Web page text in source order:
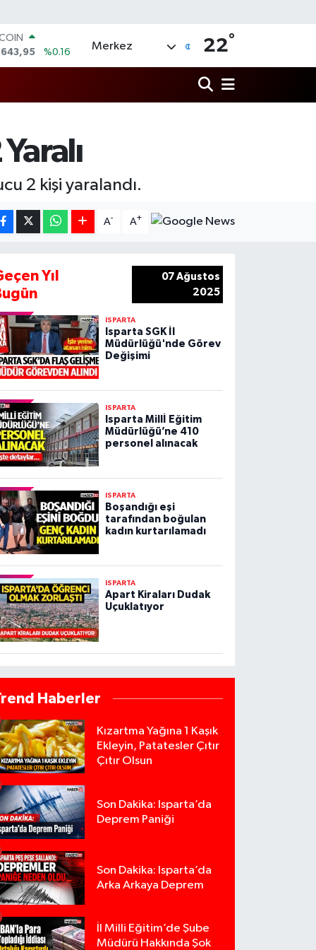
%0.16
ALTIN
%0.12
Merkez 22°
2 kişi yaralandı.
A- A+
Yıl
07 Ağustos
2025
ISPARTA
Isparta SGK İl
Müdürlüğü'nde Görev
Değişimi
ISPARTA
Isparta Millİ Eğitim
Müdürlüğü’ne 410
personel alınacak
ISPARTA
Boşandığı eşi
tarafından boğulan
kadın kurtarılamadı
ISPARTA
Apart Kiraları Dudak
Uçuklatıyor
Haberler
Kızartma Yağına 1 Kaşık
Ekleyin, Patatesler Çıtır
Çıtır Olsun
Son Dakika: Isparta’da
Deprem Paniği
Son Dakika: Isparta’da
Arka Arkaya Deprem
İl Milli Eğitim’de Şube
Müdürü Hakkında Şok